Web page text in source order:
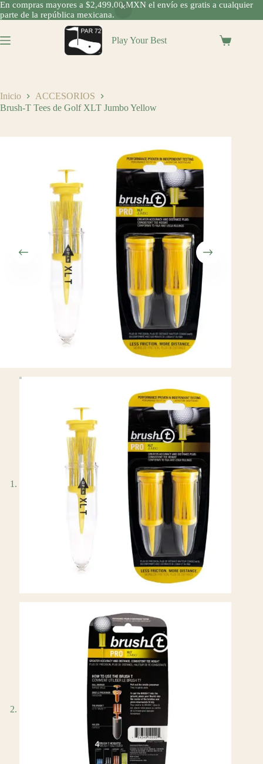
En compras mayores a $2,499.00 MXN el envío es gratis a cualquier
parte de la república mexicana.
al
contenido
Play Your Best
Shopping
Inicio
ACCESORIOS
Brush-T Tees de Golf XLT Jumbo Yellow